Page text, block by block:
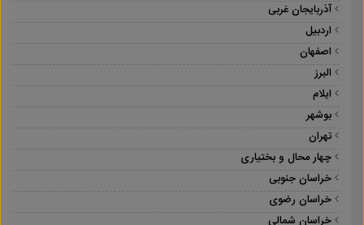
آذربایجان غربی
اردبیل
اصفهان
البرز
ایلام
بوشهر
تهران
چهار محال و بختیاری
خراسان جنوبی
خراسان رضوی
خراسان شمالی